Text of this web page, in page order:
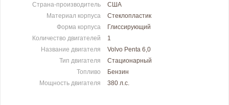
Страна-производитель
США
Материал корпуса
Стеклопластик
Форма корпуса
Глиссирующий
Количество двигателей
1
Название двигателя
Volvo Penta 6,0
Тип двигателя
Стационарный
Топливо
Бензин
Мощность двигателя
380 л.c.